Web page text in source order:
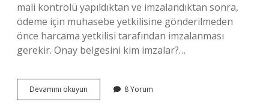
mali kontrolü yapıldıktan ve imzalandıktan sonra,
ödeme için muhasebe yetkilisine gönderilmeden
önce harcama yetkilisi tarafından imzalanması
gerekir. Onay belgesini kim imzalar?…
Devamını okuyun
Emri
8 Yorum